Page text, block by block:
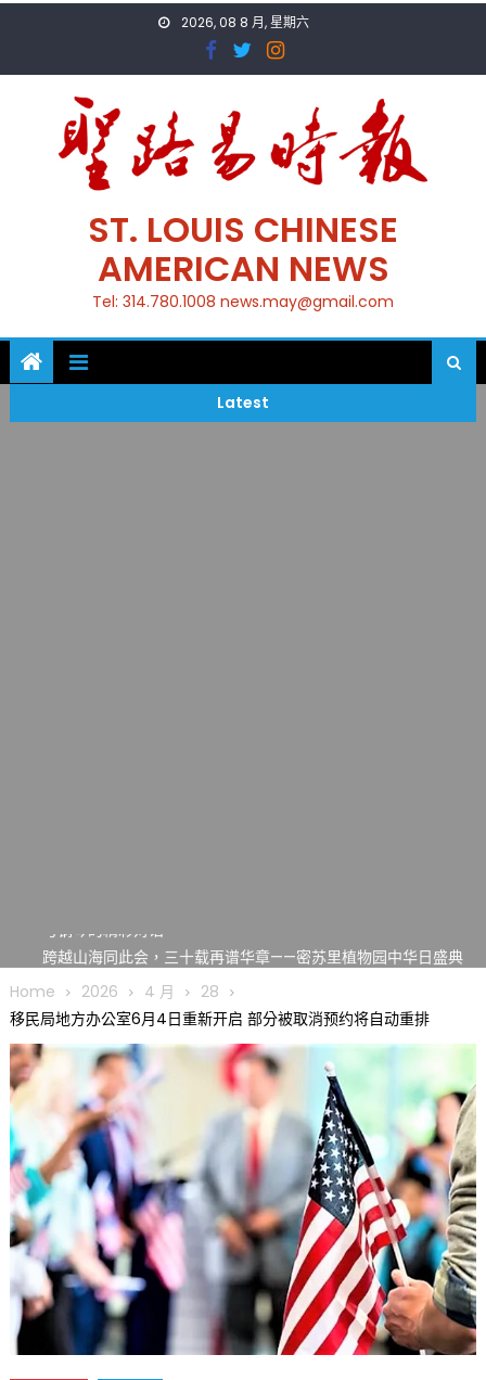
2026, 08 8 月, 星期六
ST. LOUIS CHINESE
AMERICAN NEWS
Tel: 314.780.1008 news.may@gmail.com
Latest
跨越山海同此会，三十载再谱华章——密苏里植物园中华日盛典
圣路易龙舟俱乐部5月16日龙舟体验日 邀请各界亲身体验划行乐
趣 + 水上竞速魅力
三十二载跨越时空的相逢
执掌密苏里植物园近四十年 致力推动全球植物多样性研究与中美
合作 Peter Raven 博士逝世 享年89岁
一晃三十年，初夏又相逢。中华日，等你来赴约 —— 密苏里植物
园“中华日三十周年特别报道（五）
筝声与琴韵交汇：刘励(Li Statler)与钢琴家Darek演绎一场古筝
与钢琴的精彩对话
Home 2026 4 月
28
移民局地方办公室6月4日重新开启 部分被取消预约将自动重排